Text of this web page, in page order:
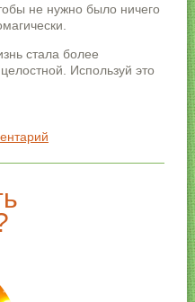
не нужно было ничего
стала более
Используй это
почаще.
то? ЗАЧЕМ я живу?